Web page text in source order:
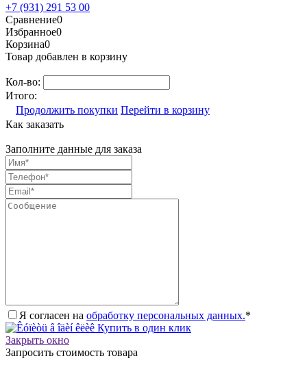
+7 (931) 291 53 00
Сравнение0
Избранное0
Корзина0
Товар добавлен в корзину
Кол-во:
Итого:
Продолжить покупки Перейти в корзину
Как заказать
Заполните данные для заказа
Я согласен на обработку персональных данных.*
Купить в один клик
Закрыть окно
Запросить стоимость товара